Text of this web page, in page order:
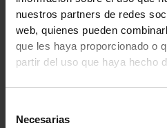
nuestros partners de redes
web, quienes pueden
que les haya proporcionado o
partir del uso que haya hecho
Necesarias
Dónde comprar